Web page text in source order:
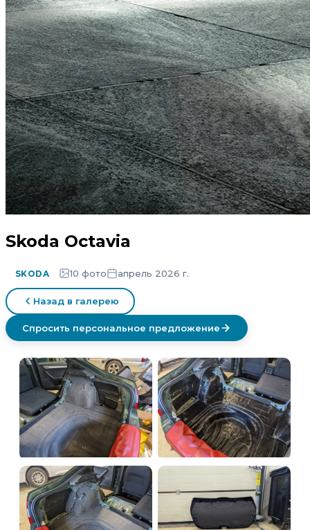
Skoda Octavia
SKODA 10 фото апрель 2026 г.
Назад в галерею
Спросить персональное предложение